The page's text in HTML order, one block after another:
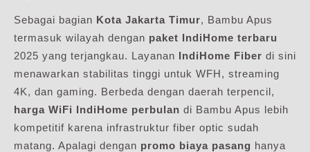
Sebagai bagian Kota Jakarta Timur, Bambu Apus
termasuk wilayah dengan paket IndiHome terbaru
2025 yang terjangkau. Layanan IndiHome Fiber di sini
menawarkan stabilitas tinggi untuk WFH, streaming
4K, dan gaming. Berbeda dengan daerah terpencil,
harga WiFi IndiHome perbulan di Bambu Apus lebih
kompetitif karena infrastruktur fiber optic sudah
matang. Apalagi dengan promo biaya pasang hanya